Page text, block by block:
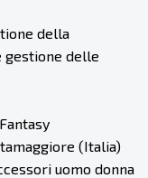
della
gestione delle
(Italia)
uomo donna